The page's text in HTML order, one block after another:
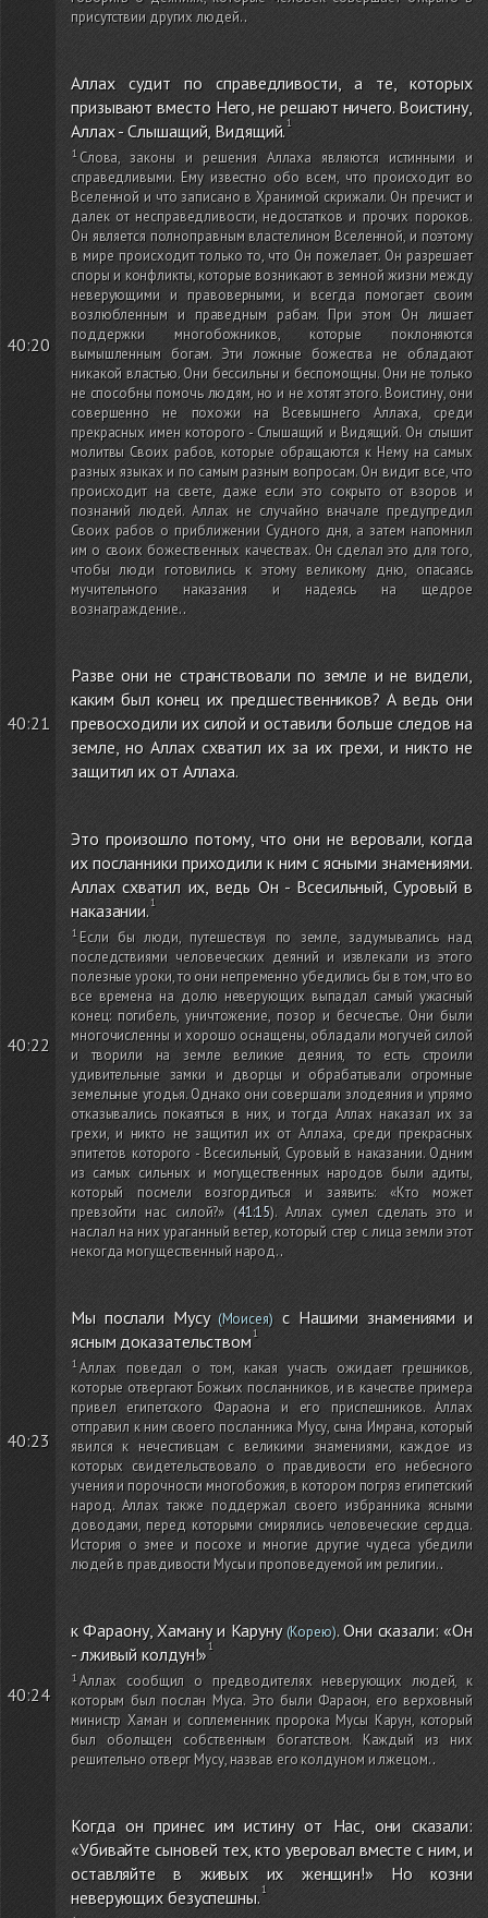
присутствии других людей..
40:20
Аллах судит по справедливости, а те, которых
призывают вместо Него, не решают ничего. Воистину,
Аллах - Слышащий, Видящий.
Слова, законы и решения Аллаха являются истинными и
справедливыми. Ему известно обо всем, что происходит во
Вселенной и что записано в Хранимой скрижали. Он пречист и
далек от несправедливости, недостатков и прочих пороков.
Он является полноправным властелином Вселенной, и поэтому
в мире происходит только то, что Он пожелает. Он разрешает
споры и конфликты, которые возникают в земной жизни между
неверующими и правоверными, и всегда помогает своим
возлюбленным и праведным рабам. При этом Он лишает
поддержки многобожников, которые поклоняются
вымышленным богам. Эти ложные божества не обладают
никакой властью. Они бессильны и беспомощны. Они не только
не способны помочь людям, но и не хотят этого. Воистину, они
совершенно не похожи на Всевышнего Аллаха, среди
прекрасных имен которого - Слышащий и Видящий. Он слышит
молитвы Своих рабов, которые обращаются к Нему на самых
разных языках и по самым разным вопросам. Он видит все, что
происходит на свете, даже если это сокрыто от взоров и
познаний людей. Аллах не случайно вначале предупредил
Своих рабов о приближении Судного дня, а затем напомнил
им о своих божественных качествах. Он сделал это для того,
чтобы люди готовились к этому великому дню, опасаясь
мучительного наказания и надеясь на щедрое
вознаграждение..
40:21
Разве они не странствовали по земле и не видели,
каким был конец их предшественников? А ведь они
превосходили их силой и оставили больше следов на
земле, но Аллах схватил их за их грехи, и никто не
защитил их от Аллаха.
40:22
Это произошло потому, что они не веровали, когда
их посланники приходили к ним с ясными знамениями.
Аллах схватил их, ведь Он - Всесильный, Суровый в
наказании.
Если бы люди, путешествуя по земле, задумывались над
последствиями человеческих деяний и извлекали из этого
полезные уроки, то они непременно убедились бы в том, что во
все времена на долю неверующих выпадал самый ужасный
конец: погибель, уничтожение, позор и бесчестье. Они были
многочисленны и хорошо оснащены, обладали могучей силой
и творили на земле великие деяния, то есть строили
удивительные замки и дворцы и обрабатывали огромные
земельные угодья. Однако они совершали злодеяния и упрямо
отказывались покаяться в них, и тогда Аллах наказал их за
грехи, и никто не защитил их от Аллаха, среди прекрасных
эпитетов которого - Всесильный, Суровый в наказании. Одним
из самых сильных и могущественных народов были адиты,
который посмели возгордиться и заявить: «Кто может
превзойти нас силой?»(41:15). Аллах сумел сделать это и
наслал на них ураганный ветер, который стер с лица земли этот
некогда могущественный народ..
40:23
Мы послали Мусу(Моисея)с Нашими знамениями и
ясным доказательством
Аллах поведал о том, какая участь ожидает грешников,
которые отвергают Божьих посланников, и в качестве примера
привел египетского Фараона и его приспешников. Аллах
отправил к ним своего посланника Мусу, сына Имрана, который
явился к нечестивцам с великими знамениями, каждое из
которых свидетельствовало о правдивости его небесного
учения и порочности многобожия, в котором погряз египетский
народ. Аллах также поддержал своего избранника ясными
доводами, перед которыми смирялись человеческие сердца.
История о змее и посохе и многие другие чудеса убедили
людей в правдивости Мусы и проповедуемой им религии..
40:24
к Фараону, Хаману и Каруну(Корею). Они сказали: «Он
- лживый колдун!»
Аллах сообщил о предводителях неверующих людей, к
которым был послан Муса. Это были Фараон, его верховный
министр Хаман и соплеменник пророка Мусы Карун, который
был обольщен собственным богатством. Каждый из них
решительно отверг Мусу, назвав его колдуном и лжецом..
Когда он принес им истину от Нас, они сказали:
«Убивайте сыновей тех, кто уверовал вместе с ним, и
оставляйте в живых их женщин!» Но козни
неверующих безуспешны.